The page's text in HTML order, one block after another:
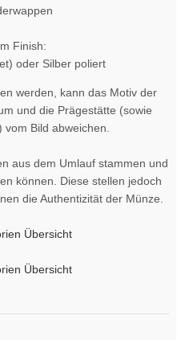
Finish:
oder Silber poliert
werden, kann das Motiv der
und die Prägestätte (sowie
Bild abweichen.
aus dem Umlauf stammen und
können. Diese stellen jedoch
die Authentizität der Münze.